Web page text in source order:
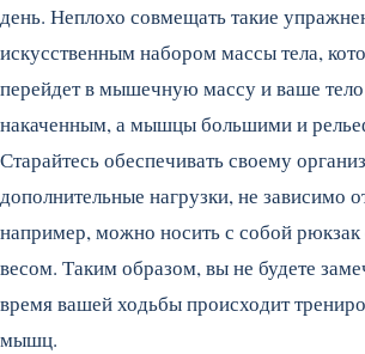
день. Неплохо совмещать такие
искусственным набором массы тела,
перейдет в мышечную массу и ваше тело
накаченным, а мышцы большими и
Старайтесь обеспечивать своему
дополнительные нагрузки, не зависимо
например, можно носить с собой
весом. Таким образом, вы не будете
время вашей ходьбы происходит
мышц.